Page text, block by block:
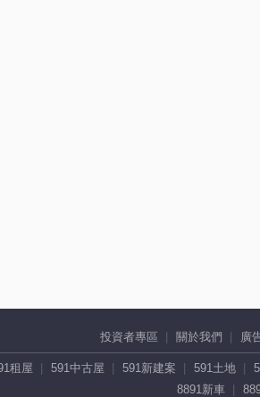
投資者專區 關於我們 廣
租屋 591中古屋 591新建案 591土地
8891新車